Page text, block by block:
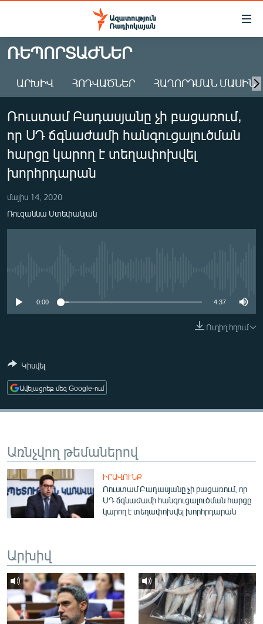
Մատչելիության
Անցնել
հիմնական
Անցնել
հիմնական
մենյուին
Որոնում
ԱԶԱՏՈՒԹՅՈՒՆ TV
ՀԱՅԱՍՏԱՆ
ԸՆՏՐՈՒԹՅՈՒՆՆԵՐ 2026
ԻՐԱՎՈՒՆՔ
ՀԱՍԱՐԱԿՈՒԹՅՈՒՆ
ՂԱՐԱԲԱՂ
ՊԱՏԵՐԱԶՄԻ 6 ՇԱԲԱԹՆԵՐԸ
ՍՊՈՐՏ
ՏՏ ԵՒ ԻՆՏԵՐՆԵՏ
ԿՈՐՈՆԱՎԻՐՈՒՍ
ՁԳՏԵԼՈՎ ԼԱՎԱԳՈՒՅՆԻՆ
ՓՈԴՔԱՍԹ
Հայերեն
Русский
ՀԵՏԵՎԵՔ ՄԵԶ
ՌԵՊՈՐՏԱԺՆԵՐ
ԱՐԽԻՎ ՀՈԴՎԱԾՆԵՐ ՀԱՂՈՐԴՄԱՆ ՄԱՍԻՆ
Ռուստամ Բադասյանը չի բացառում,
որ ՍԴ ճգնաժամի հանգուցալուծման
հարցը կարող է տեղափոխվել
խորհրդարան
մայիս 14, 2020
Ռուզաննա Ստեփանյան
0:00 4:37
Ուղիղ հղում
Կիսվել
Ավելացրեք մեզ Google-ում
Առնչվող թեմաներով
ԻՐԱՎՈՒՆՔ
Ռուստամ Բադասյանը չի բացառում, որ
ՍԴ ճգնաժամի հանգուցալուծման հարցը
կարող է տեղափոխվել խորհրդարան
Արխիվ